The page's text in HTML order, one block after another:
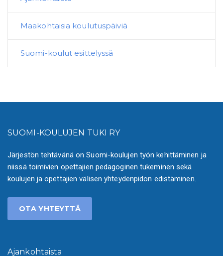
Maakohtaisia koulutuspäiviä
Suomi-koulut esittelyssä
SUOMI-KOULUJEN TUKI RY
Järjestön tehtävänä on Suomi-koulujen työn kehittäminen ja
niissä toimivien opettajien pedagoginen tukeminen sekä
koulujen ja opettajien välisen yhteydenpidon edistäminen.
OTA YHTEYTTÄ
Ajankohtaista